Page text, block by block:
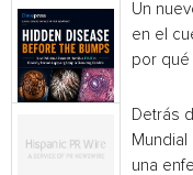
Un
en el
por qué
Detrás
una